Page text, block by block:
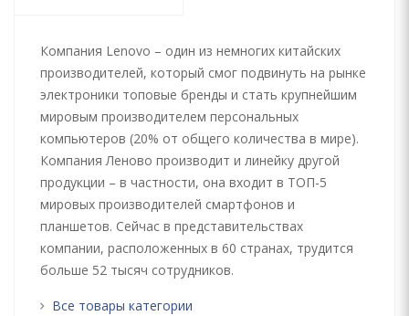
Компания Lenovo – один из немногих китайских
производителей, который смог подвинуть на рынке
электроники топовые бренды и стать крупнейшим
мировым производителем персональных
компьютеров (20% от общего количества в мире).
Компания Леново производит и линейку другой
продукции – в частности, она входит в ТОП-5
мировых производителей смартфонов и
планшетов. Сейчас в представительствах
компании, расположенных в 60 странах, трудится
больше 52 тысяч сотрудников.
Все товары категории